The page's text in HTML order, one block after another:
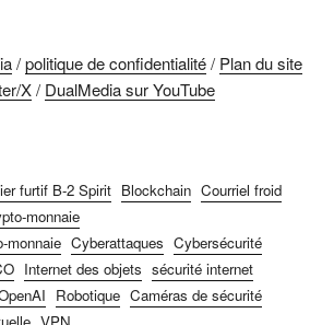
/politique de confidentialité/ Plan du site
X/ DualMedia sur YouTube
furtif B-2 Spirit Blockchain Courriel froid
monnaie
monnaie Cyberattaques Cybersécurité
Internet des objets sécurité internet
Robotique Caméras de sécurité